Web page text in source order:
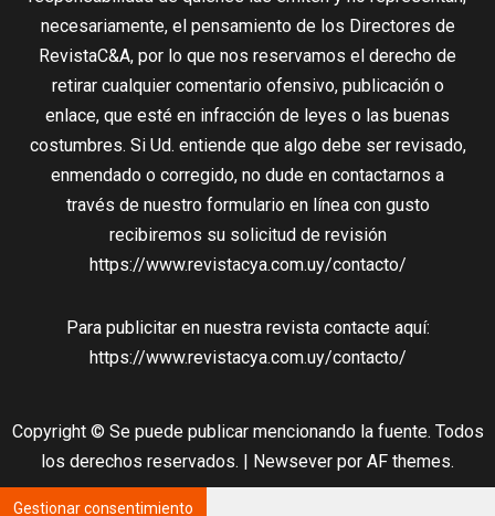
necesariamente, el pensamiento de los Directores de
RevistaC&A, por lo que nos reservamos el derecho de
retirar cualquier comentario ofensivo, publicación o
enlace, que esté en infracción de leyes o las buenas
costumbres. Si Ud. entiende que algo debe ser revisado,
enmendado o corregido, no dude en contactarnos a
través de nuestro formulario en línea con gusto
recibiremos su solicitud de revisión
https://www.revistacya.com.uy/contacto/
Para publicitar en nuestra revista contacte aquí:
https://www.revistacya.com.uy/contacto/
Copyright © Se puede publicar mencionando la fuente. Todos
los derechos reservados. | Newsever por AF themes.
Gestionar consentimiento